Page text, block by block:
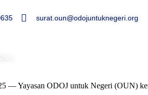
surat.oun@odojuntuknegeri.org
Menerangi Cilacap:
— Yayasan ODOJ untuk Negeri (OUN)